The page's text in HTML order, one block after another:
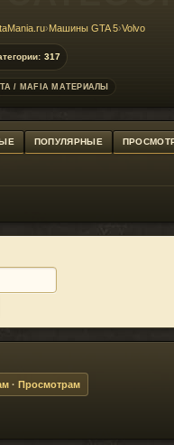
›Машины GTA 5›Volvo
317
/ MAFIA МАТЕРИАЛЫ
ПОПУЛЯРНЫЕ
· Просмотрам